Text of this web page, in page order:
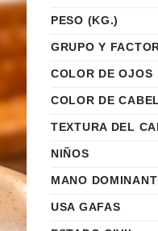
PESO (KG.)
GRUPO Y
COLOR DE OJOS
COLOR DE
TEXTURA DEL
NIÑOS
MANO
USA GAFAS